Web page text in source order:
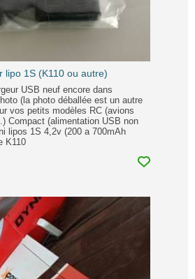
lipo 1S (K110 ou autre)
USB neuf encore dans
(la photo déballée est un autre
vos petits modèles RC (avions
Compact (alimentation USB non
lipos 1S 4,2v (200 a 700mAh
K110